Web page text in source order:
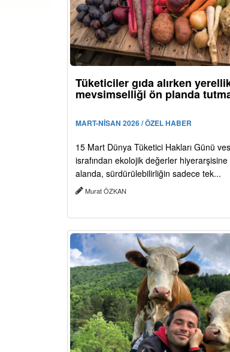
Tüketiciler gıda alırken
mevsimselliği ön planda
MART-NİSAN 2026 / ÖZEL HABER
15 Mart Dünya Tüketici Hakları Günü
israfından ekolojik değerler
alanda, sürdürülebilirliğin sadece tek...
Murat ÖZKAN